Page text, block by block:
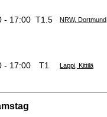
- 17:00 T1.5 NRW, Dortmund
- 17:00 T1 Lappi, Kittilä